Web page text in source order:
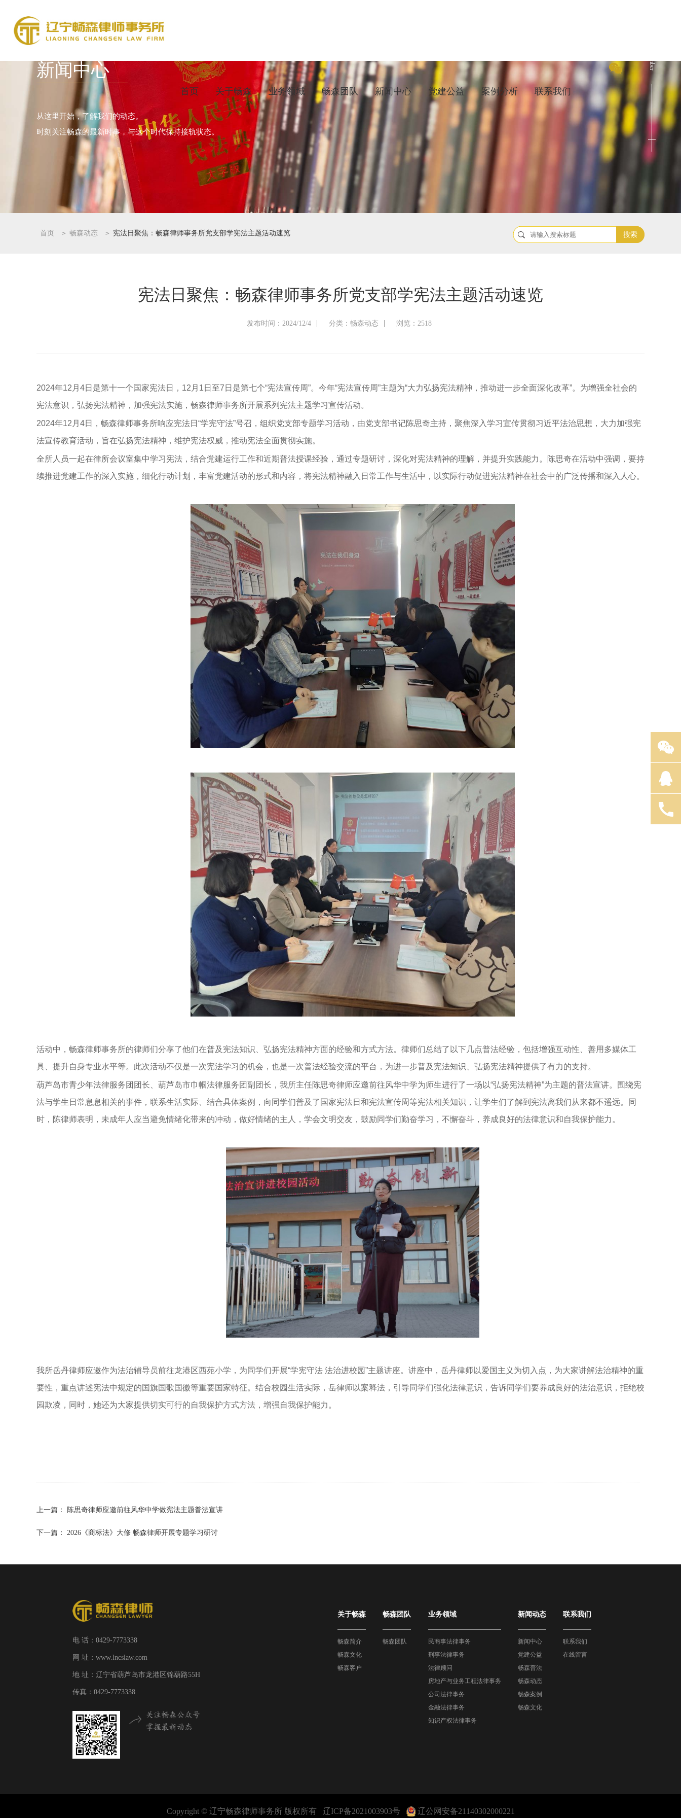
首页 关于畅森 业务领域 畅森团队 新闻中心 党建公益 案例分析 联系我们
Cenact Member
新闻中心
从这里开始，了解我们的动态。
时刻关注畅森的最新时事，与这个时代保持接轨状态。
首页 > 畅森动态 > 宪法日聚焦：畅森律师事务所党支部学宪法主题活动速览 搜索
宪法日聚焦：畅森律师事务所党支部学宪法主题活动速览
发布时间：2024/12/4 分类：畅森动态 浏览：2518
2024年12月4日是第十一个国家宪法日，12月1日至7日是第七个“宪法宣传周”。今年“宪法宣传周”主题为“大力弘扬宪法精神，推动进一步全面深化改革”。为增强全社会的
宪法意识，弘扬宪法精神，加强宪法实施，畅森律师事务所开展系列宪法主题学习宣传活动。
2024年12月4日，畅森律师事务所响应宪法日“学宪守法”号召，组织党支部专题学习活动，由党支部书记陈思奇主持，聚焦深入学习宣传贯彻习近平法治思想，大力加强宪
法宣传教育活动，旨在弘扬宪法精神，维护宪法权威，推动宪法全面贯彻实施。
全所人员一起在律所会议室集中学习宪法，结合党建运行工作和近期普法授课经验，通过专题研讨，深化对宪法精神的理解，并提升实践能力。陈思奇在活动中强调，要持
续推进党建工作的深入实施，细化行动计划，丰富党建活动的形式和内容，将宪法精神融入日常工作与生活中，以实际行动促进宪法精神在社会中的广泛传播和深入人心。
活动中，畅森律师事务所的律师们分享了他们在普及宪法知识、弘扬宪法精神方面的经验和方式方法。律师们总结了以下几点普法经验，包括增强互动性、善用多媒体工
具、提升自身专业水平等。 此次活动不仅是一次宪法学习的机会，也是一次普法经验交流的平台，为进一步普及宪法知识、弘扬宪法精神提供了有力的支持。
葫芦岛市青少年法律服务团团长、葫芦岛市巾帼法律服务团副团长，我所主任陈思奇律师应邀前往风华中学为师生进行了一场以“弘扬宪法精神”为主题的普法宣讲。围绕宪
法与学生日常息息相关的事件，联系生活实际、结合具体案例，向同学们普及了国家宪法日和宪法宣传周等宪法相关知识，让学生们了解到宪法离我们从来都不遥远。同
时，陈律师表明，未成年人应当避免情绪化带来的冲动，做好情绪的主人，学会文明交友， 鼓励同学们勤奋学习，不懈奋斗，养成良好的法律意识和自我保护能力。
我所岳丹律师应邀作为法治辅导员前往龙港区西苑小学，为同学们开展“学宪守法 法治进校园”主题讲座。讲座中，岳丹律师以爱国主义为切入点，为大家讲解法治精神的重
要性，重点讲述宪法中规定的国旗国歌国徽等重要国家特征。结合校园生活实际，岳律师以案释法，引导同学们强化法律意识，告诉同学们要养成良好的法治意识，拒绝校
园欺凌，同时，她还为大家提供切实可行的自我保护方式方法，增强自我保护能力。
上一篇： 陈思奇律师应邀前往风华中学做宪法主题普法宣讲
下一篇： 2026《商标法》大修 畅森律师开展专题学习研讨
电 话：0429-7773338
网 址：www.lncslaw.com
地 址：辽宁省葫芦岛市龙港区锦葫路55H
传真：0429-7773338
关于畅森
畅森简介
畅森文化
畅森客户
畅森团队
畅森团队
业务领域
民商事法律事务
刑事法律事务
法律顾问
房地产与业务工程法律事务
公司法律事务
金融法律事务
知识产权法律事务
新闻动态
新闻中心
党建公益
畅森普法
畅森动态
畅森案例
畅森文化
联系我们
联系我们
在线留言
Copyright © 辽宁畅森律师事务所 版权所有 辽ICP备2021003903号 辽公网安备21140302000221